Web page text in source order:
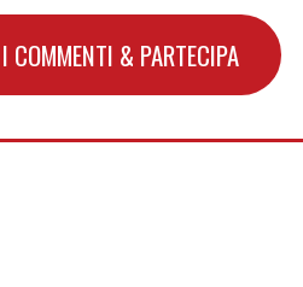
COMMENTI & PARTECIPA